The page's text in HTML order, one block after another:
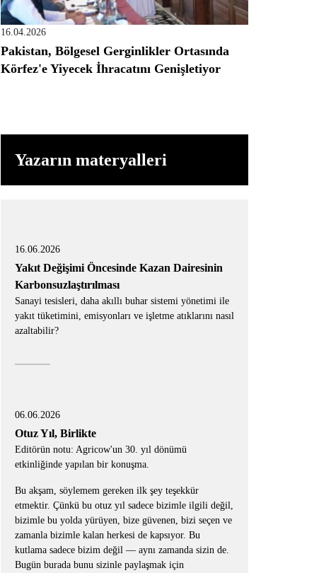
16.04.2026
Pakistan, Bölgesel Gerginlikler Ortasında
Körfez'e Yiyecek İhracatını Genişletiyor
Yazarın materyalleri
16.06.2026
Yakıt Değişimi Öncesinde Kazan Dairesinin
Karbonsuzlaştırılması
Sanayi tesisleri, daha akıllı buhar sistemi yönetimi ile
yakıt tüketimini, emisyonları ve işletme atıklarını nasıl
azaltabilir?
06.06.2026
Otuz Yıl, Birlikte
Editörün notu: Agricow'un 30. yıl dönümü
etkinliğinde yapılan bir konuşma.
Bu akşam, söylemem gereken ilk şey teşekkür
etmektir. Çünkü bu otuz yıl sadece bizimle ilgili değil,
bizimle bu yolda yürüyen, bize güvenen, bizi seçen ve
zamanla bizimle kalan herkesi de kapsıyor. Bu
kutlama sadece bizim değil — aynı zamanda sizin de.
Bugün burada bunu sizinle paylaşmak için